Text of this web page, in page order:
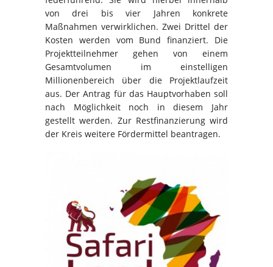
von drei bis vier Jahren konkrete
Maßnahmen verwirklichen. Zwei Drittel der
Kosten werden vom Bund finanziert. Die
Projektteilnehmer gehen von einem
Gesamtvolumen im einstelligen
Millionenbereich über die Projektlaufzeit
aus. Der Antrag für das Hauptvorhaben soll
nach Möglichkeit noch in diesem Jahr
gestellt werden. Zur Restfinanzierung wird
der Kreis weitere Fördermittel beantragen.